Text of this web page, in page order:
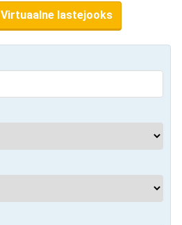
Virtuaalne lastejooks